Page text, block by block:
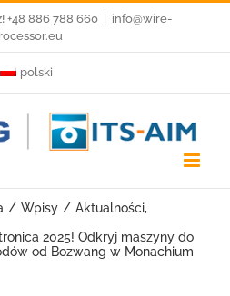
+48 886 788 660
info@wire-
polski
Wpisy
Aktualności
2025! Odkryj maszyny do
od Bozwang w Monachium